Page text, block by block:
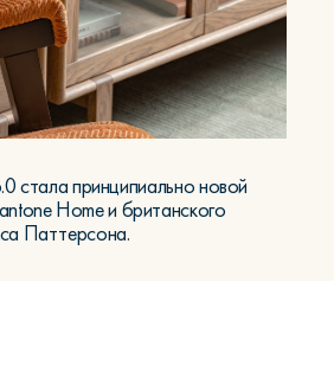
стала принципиально новой
Home и британского
Паттерсона.